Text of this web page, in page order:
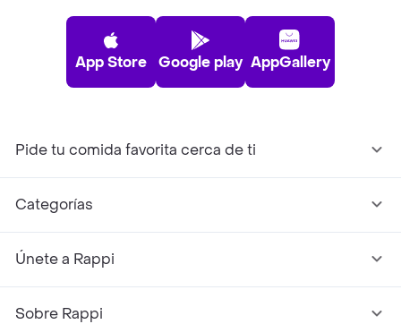
App Store Google play AppGallery
Pide tu comida favorita cerca de ti
Categorías
Únete a Rappi
Sobre Rappi